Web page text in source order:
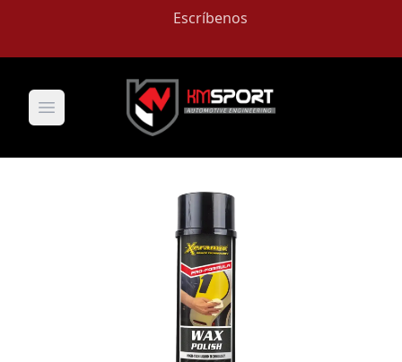
Escríbenos
Open main menu